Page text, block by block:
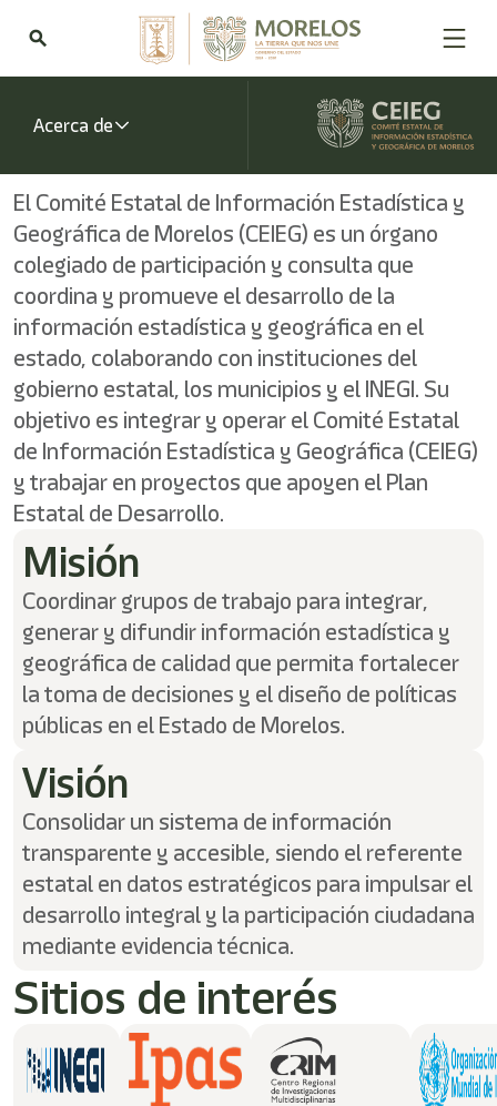
de
Para
iniciar
lector
de
pantalla
One
Accesibilidad,
presione
"Ctrl
Este
acceso
directo
lector
pantalla
para
ayudarle
navegar
interactuar
con
contenido.
search
Acerca de
El Comité Estatal de Información Estadística y
Geográfica de Morelos (CEIEG) es un órgano
colegiado de participación y consulta que
coordina y promueve el desarrollo de la
información estadística y geográfica en el
estado, colaborando con instituciones del
gobierno estatal, los municipios y el INEGI. Su
objetivo es integrar y operar el Comité Estatal
de Información Estadística y Geográfica (CEIEG)
y trabajar en proyectos que apoyen el Plan
Estatal de Desarrollo.
Misión
Coordinar grupos de trabajo para integrar,
generar y difundir información estadística y
geográfica de calidad que permita fortalecer
la toma de decisiones y el diseño de políticas
públicas en el Estado de Morelos.
Visión
Consolidar un sistema de información
transparente y accesible, siendo el referente
estatal en datos estratégicos para impulsar el
desarrollo integral y la participación ciudadana
mediante evidencia técnica.
Sitios de interés